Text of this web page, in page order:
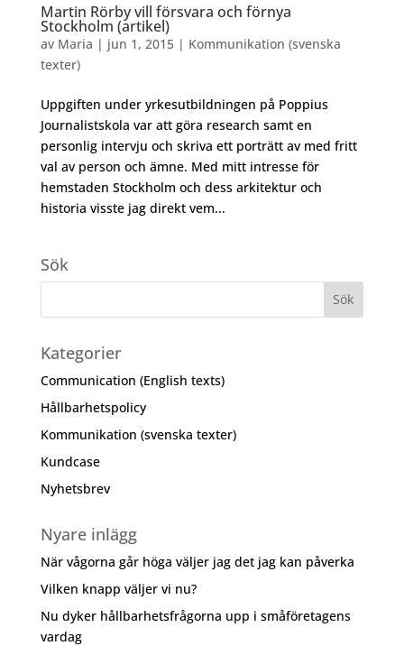
Martin Rörby vill försvara och förnya
Stockholm (artikel)
av Maria | jun 1, 2015| Kommunikation (svenska
texter)
Uppgiften under yrkesutbildningen på Poppius
Journalistskola var att göra research samt en
personlig intervju och skriva ett porträtt av med fritt
val av person och ämne. Med mitt intresse för
hemstaden Stockholm och dess arkitektur och
historia visste jag direkt vem...
Sök
Kategorier
Communication (English texts)
Hållbarhetspolicy
Kommunikation (svenska texter)
Kundcase
Nyhetsbrev
Nyare inlägg
När vågorna går höga väljer jag det jag kan påverka
Vilken knapp väljer vi nu?
Nu dyker hållbarhetsfrågorna upp i småföretagens
vardag